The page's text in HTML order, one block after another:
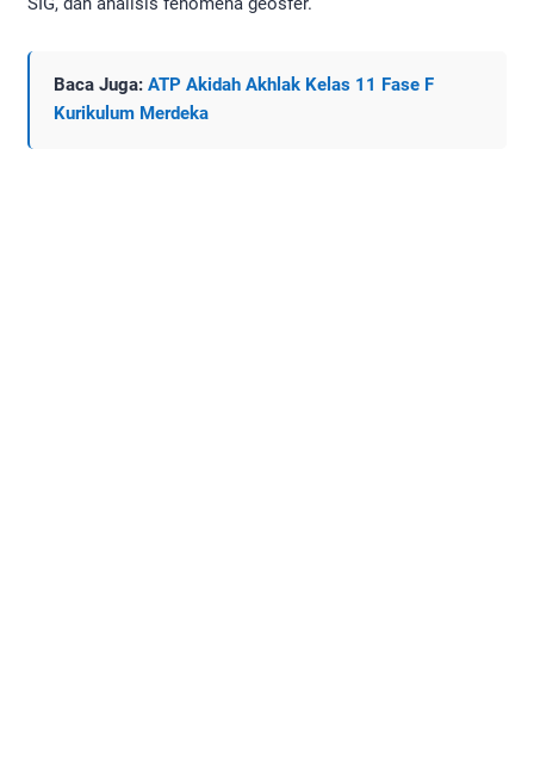
Baca Juga: ATP Akidah Akhlak Kelas 11 Fase F
Kurikulum Merdeka